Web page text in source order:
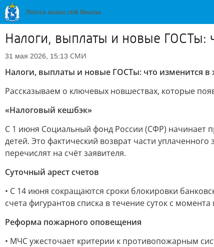
Налоги, выплаты и новые ГОСТы:
31 мая 2026, 15:13 СМИ
Налоги, выплаты и новые ГОСТы: что изменится в
Рассказываем о ключевых новшествах, которые
«Налоговый кешбэк»
С 1 июня Социальный фонд России (СФР) начинает
детей. Это фактический возврат части
перечислят на счёт заявителя.
Суточный арест счетов
• С 14 июня сокращаются сроки блокировки
счета фигурантов списка в течение суток с
Реформа пожарного оповещения
• МЧС ужесточает критерии к противопожарным